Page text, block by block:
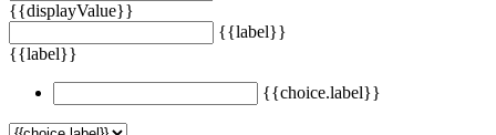
{{displayValue}}
{{label}}
{{label}}
{{choice.label}}